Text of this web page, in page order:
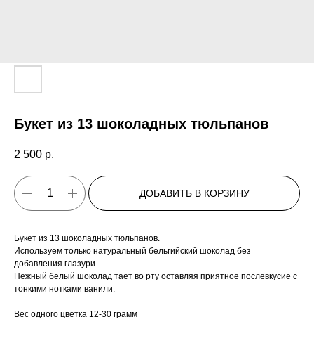
Букет из 13 шоколадных тюльпанов
2 500 р.
ДОБАВИТЬ В КОРЗИНУ
Букет из 13 шоколадных тюльпанов.
Используем только натуральный бельгийский шоколад без
добавления глазури.
Нежный белый шоколад тает во рту оставляя приятное послевкусие с
тонкими нотками ванили.
Вес одного цветка 12-30 грамм